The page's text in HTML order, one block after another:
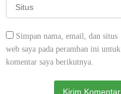
Simpan nama, email, dan situs
web saya pada peramban ini untuk
komentar saya berikutnya.